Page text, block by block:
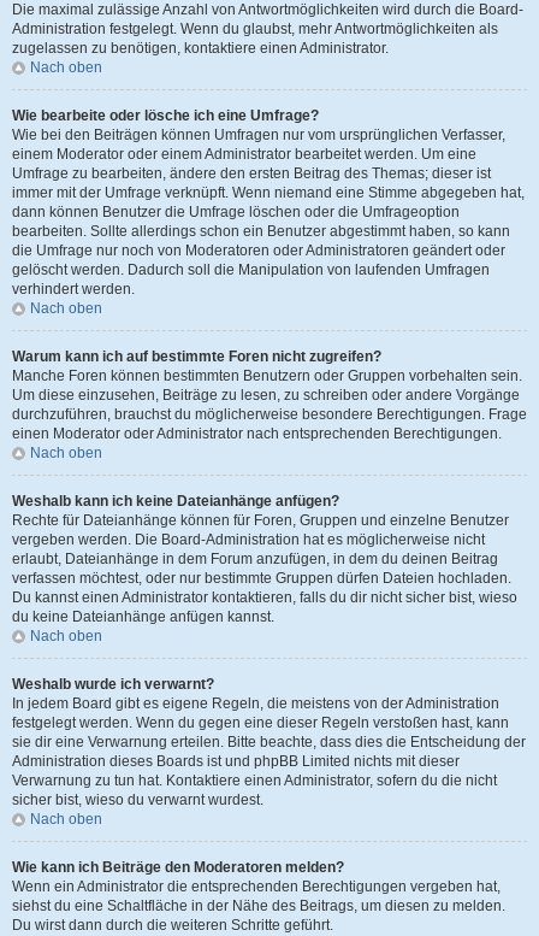
Die maximal zulässige Anzahl von Antwortmöglichkeiten wird durch die Board-
Administration festgelegt. Wenn du glaubst, mehr Antwortmöglichkeiten als
zugelassen zu benötigen, kontaktiere einen Administrator.
Nach oben
Wie bearbeite oder lösche ich eine Umfrage?
Wie bei den Beiträgen können Umfragen nur vom ursprünglichen Verfasser,
einem Moderator oder einem Administrator bearbeitet werden. Um eine
Umfrage zu bearbeiten, ändere den ersten Beitrag des Themas; dieser ist
immer mit der Umfrage verknüpft. Wenn niemand eine Stimme abgegeben hat,
dann können Benutzer die Umfrage löschen oder die Umfrageoption
bearbeiten. Sollte allerdings schon ein Benutzer abgestimmt haben, so kann
die Umfrage nur noch von Moderatoren oder Administratoren geändert oder
gelöscht werden. Dadurch soll die Manipulation von laufenden Umfragen
verhindert werden.
Nach oben
Warum kann ich auf bestimmte Foren nicht zugreifen?
Manche Foren können bestimmten Benutzern oder Gruppen vorbehalten sein.
Um diese einzusehen, Beiträge zu lesen, zu schreiben oder andere Vorgänge
durchzuführen, brauchst du möglicherweise besondere Berechtigungen. Frage
einen Moderator oder Administrator nach entsprechenden Berechtigungen.
Nach oben
Weshalb kann ich keine Dateianhänge anfügen?
Rechte für Dateianhänge können für Foren, Gruppen und einzelne Benutzer
vergeben werden. Die Board-Administration hat es möglicherweise nicht
erlaubt, Dateianhänge in dem Forum anzufügen, in dem du deinen Beitrag
verfassen möchtest, oder nur bestimmte Gruppen dürfen Dateien hochladen.
Du kannst einen Administrator kontaktieren, falls du dir nicht sicher bist, wieso
du keine Dateianhänge anfügen kannst.
Nach oben
Weshalb wurde ich verwarnt?
In jedem Board gibt es eigene Regeln, die meistens von der Administration
festgelegt werden. Wenn du gegen eine dieser Regeln verstoßen hast, kann
sie dir eine Verwarnung erteilen. Bitte beachte, dass dies die Entscheidung der
Administration dieses Boards ist und phpBB Limited nichts mit dieser
Verwarnung zu tun hat. Kontaktiere einen Administrator, sofern du die nicht
sicher bist, wieso du verwarnt wurdest.
Nach oben
Wie kann ich Beiträge den Moderatoren melden?
Wenn ein Administrator die entsprechenden Berechtigungen vergeben hat,
siehst du eine Schaltfläche in der Nähe des Beitrags, um diesen zu melden.
Du wirst dann durch die weiteren Schritte geführt.